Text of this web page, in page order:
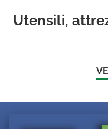
Utensili,